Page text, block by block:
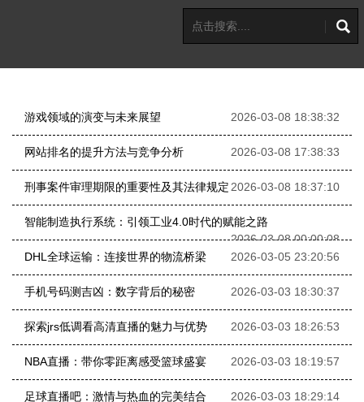
游戏领域的演变与未来展望 2026-03-08 18:38:32
网站排名的提升方法与竞争分析 2026-03-08 17:38:33
刑事案件审理期限的重要性及其法律规定 2026-03-08 18:37:10
智能制造执行系统：引领工业4.0时代的赋能之路
2026-03-08 00:00:08
DHL全球运输：连接世界的物流桥梁
2026-03-05 23:20:56
手机号码测吉凶：数字背后的秘密 2026-03-03 18:30:37
探索jrs低调看高清直播的魅力与优势 2026-03-03 18:26:53
NBA直播：带你零距离感受篮球盛宴 2026-03-03 18:19:57
足球直播吧：激情与热血的完美结合 2026-03-03 18:29:14